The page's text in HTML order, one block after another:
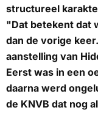
structureel
"Dat betekent dat
dan de vorige
aanstelling van
Eerst was in een
daarna werd
de KNVB dat nog